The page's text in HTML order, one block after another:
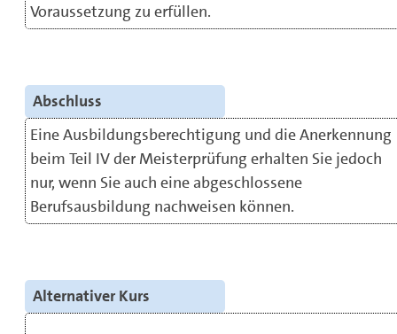
Voraussetzung zu erfüllen.
Abschluss
Eine Ausbildungsberechtigung und die Anerkennung
beim Teil IV der Meisterprüfung erhalten Sie jedoch
nur, wenn Sie auch eine abgeschlossene
Berufsausbildung nachweisen können.
Alternativer Kurs